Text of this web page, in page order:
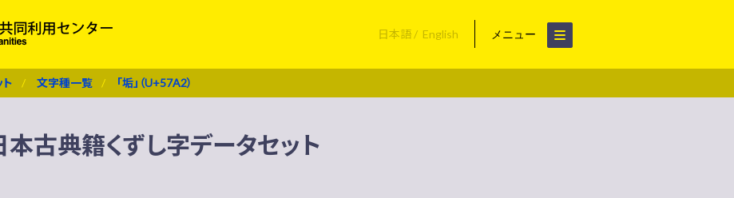
日本語 English メニュー
文字種一覧 「垢」（U+57A2）
本古典籍くずし字データセット